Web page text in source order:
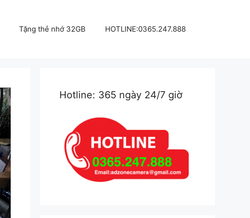
Tặng thẻ nhớ 32GB HOTLINE:0365.247.888
Hotline: 365 ngày 24/7 giờ